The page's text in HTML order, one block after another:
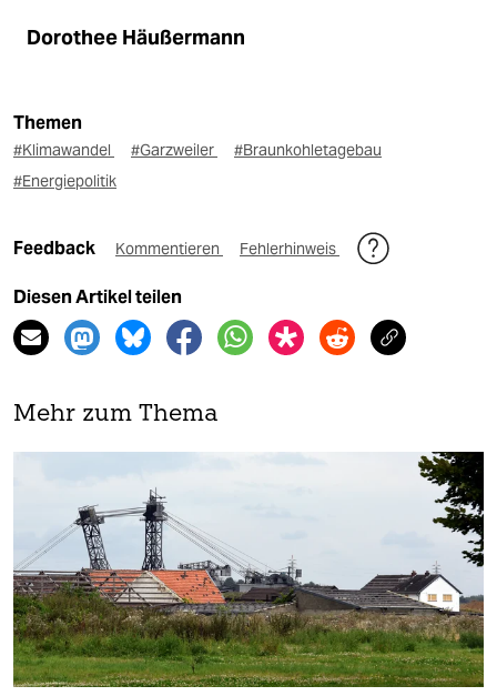
Dorothee Häußermann
Themen
#Klimawandel #Garzweiler
#Braunkohletagebau
#Energiepolitik
Feedback Kommentieren Fehlerhinweis
Diesen Artikel teilen
Mehr zum Thema